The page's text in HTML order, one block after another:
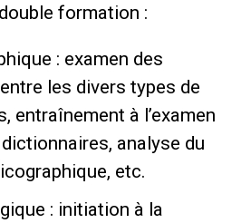
formation :
: examen des
les divers types de
entraînement à l’examen
analyse du
etc.
: initiation à la